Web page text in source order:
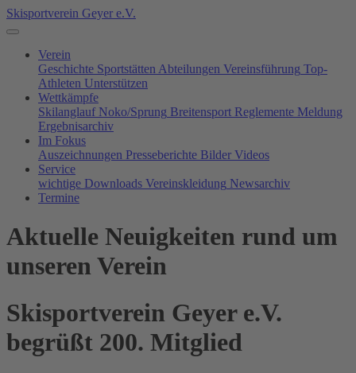
Skisportverein Geyer e.V.
Verein
Geschichte Sportstätten Abteilungen Vereinsführung Top-
Athleten Unterstützen
Wettkämpfe
Skilanglauf Noko/Sprung Breitensport Reglemente Meldung
Ergebnisarchiv
Im Fokus
Auszeichnungen Presseberichte Bilder Videos
Service
wichtige Downloads Vereinskleidung Newsarchiv
Termine
Aktuelle Neuigkeiten rund um
unseren Verein
Skisportverein Geyer e.V.
begrüßt 200. Mitglied